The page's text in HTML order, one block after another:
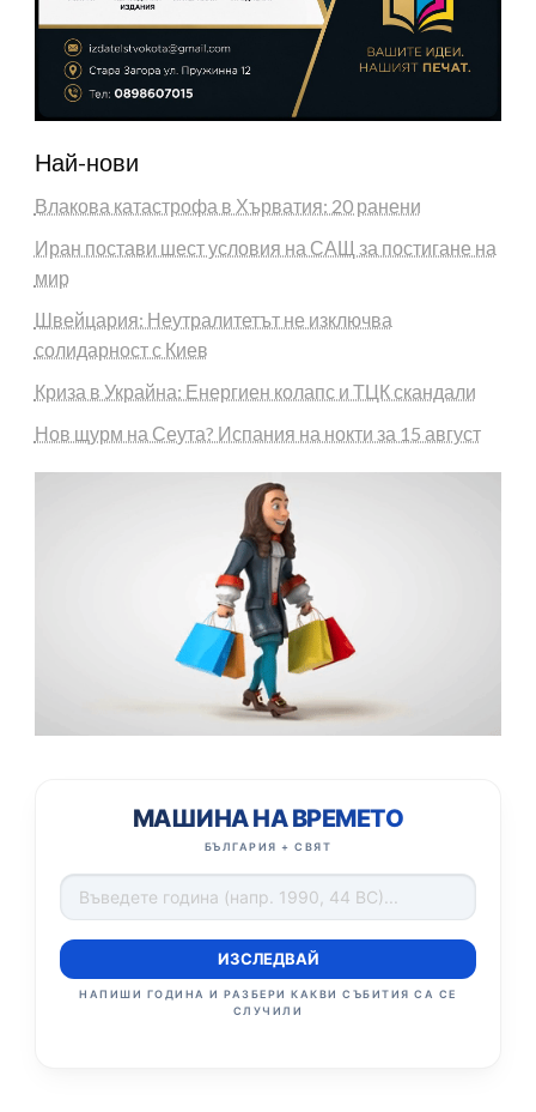
Най-нови
Влакова катастрофа в Хърватия: 20 ранени
Иран постави шест условия на САЩ за постигане на
мир
Швейцария: Неутралитетът не изключва
солидарност с Киев
Криза в Украйна: Енергиен колапс и ТЦК скандали
Нов щурм на Сеута? Испания на нокти за 15 август
МАШИНА НА ВРЕМЕТО
БЪЛГАРИЯ + СВЯТ
ИЗСЛЕДВАЙ
НАПИШИ ГОДИНА И РАЗБЕРИ КАКВИ СЪБИТИЯ СА СЕ
СЛУЧИЛИ